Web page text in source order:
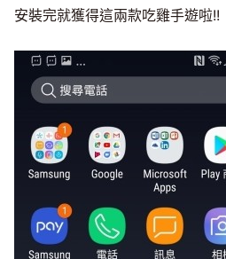
安裝完就獲得這兩款吃雞手遊啦!!